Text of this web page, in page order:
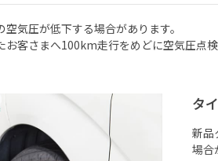
気圧が低下する場合があります。
お客さまへ100km走行をめどに空気圧点
タ
新品
場合